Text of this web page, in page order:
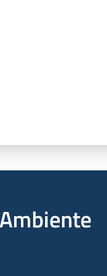
Ambiente